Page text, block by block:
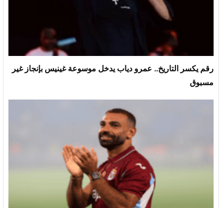
رقم يكسر التاريخ.. عمرو دياب يدخل موسوعة غينيس بإنجاز غير
مسبوق